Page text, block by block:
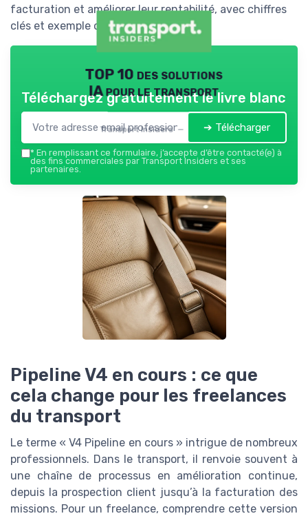
facturation et améliorer leur rentabilité, avec chiffres
clés et exemple concret.
TOP 10 des solutions
IA pour le transport
Transport Insiders — 2026
Téléchargez gratuitement le livre blanc
➔ Télécharger
* En remplissant ce formulaire, j’accepte d’être contacté(e) à
des fins commerciales par Transport Insiders et ses
partenaires.
Pipeline V4 en cours : ce que
cela change pour les freelances
du transport
Le terme « V4 Pipeline en cours » intrigue de nombreux
professionnels. Dans le transport, il renvoie souvent à
une chaîne de processus en amélioration continue,
depuis la prospection client jusqu’à la facturation des
missions. Pour un freelance, comprendre cette version